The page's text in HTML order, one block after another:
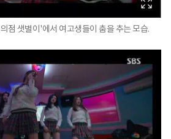
점 샛별이'에서 여고생들이 춤을 추는 모습.